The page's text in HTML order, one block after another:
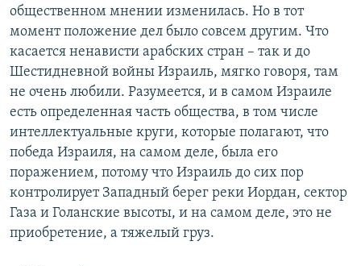
общественном мнении изменилась. Но в тот
момент положение дел было совсем другим. Что
касается ненависти арабских стран – так и до
Шестидневной войны Израиль, мягко говоря, там
не очень любили. Разумеется, и в самом Израиле
есть определенная часть общества, в том числе
интеллектуальные круги, которые полагают, что
победа Израиля, на самом деле, была его
поражением, потому что Израиль до сих пор
контролирует Западный берег реки Иордан, сектор
Газа и Голанские высоты, и на самом деле, это не
приобретение, а тяжелый груз.